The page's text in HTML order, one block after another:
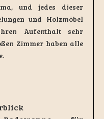
und jedes dieser
und Holzmöbel
Aufenthalt sehr
Zimmer haben alle